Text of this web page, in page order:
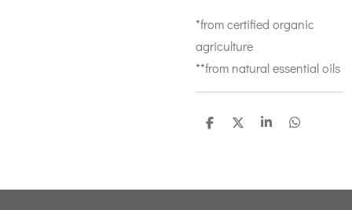
*from certified organic
agriculture
**from natural essential oils
D
D
S
D